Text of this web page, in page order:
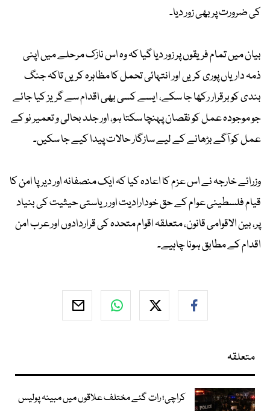
کی ضرورت پر بھی زور دیا۔
بیان میں تمام فریقوں پر زور دیا گیا کہ وہ اس نازک مرحلے میں اپنی
ذمہ داریاں پوری کریں اور انتہائی تحمل کا مظاہرہ کریں تاکہ جنگ
بندی کو برقرار رکھا جا سکے، ایسے کسی بھی اقدام سے گریز کیا جائے
جو موجودہ عمل کو نقصان پہنچا سکتا ہو، اور جلد بحالی و تعمیر نو کے
عمل کو آگے بڑھانے کے لیے سازگار حالات پیدا کیے جا سکیں۔
وزرائے خارجہ نے اس عزم کا اعادہ کیا کہ ایک منصفانہ اور دیرپا امن کا
قیام فلسطینی عوام کے حق خودارادیت اور ریاستی حیثیت کی بنیاد
پر، بین الاقوامی قانون، متعلقہ اقوام متحدہ کی قراردادوں اور عرب امن
اقدام کے مطابق ہونا چاہیے۔
متعلقہ
کراچی؛ رات گئے مختلف علاقوں میں مبینہ پولیس